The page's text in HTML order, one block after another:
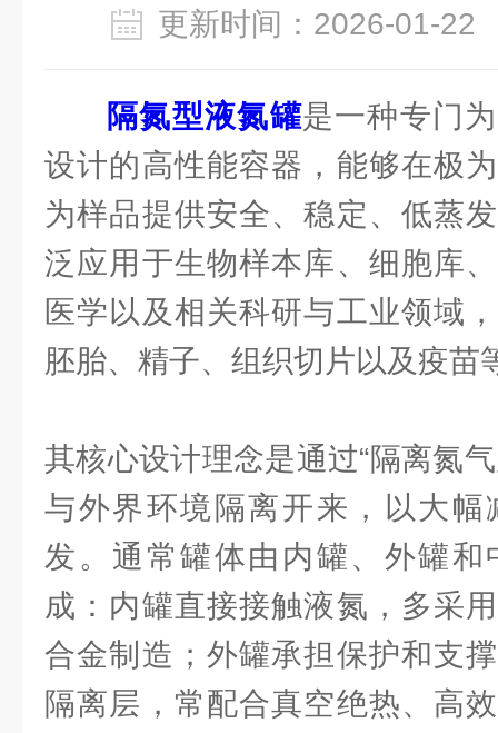
更新时间：2026-01-
隔氮型液氮罐是一种专门
设计的高性能容器，能够在极
为样品提供安全、稳定、低蒸
泛应用于生物样本库、细胞库
医学以及相关科研与工业领域
胚胎、精子、组织切片以及疫苗
其核心设计理念是通过“隔离氮
与外界环境隔离开来，以大幅
发。通常罐体由内罐、外罐
成：内罐直接接触液氮，多采
合金制造；外罐承担保护和支
隔离层，常配合真空绝热、高